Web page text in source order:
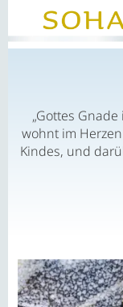
„Gottes
wohnt im
Kindes, und